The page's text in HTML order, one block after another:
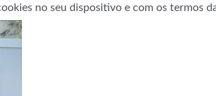
no seu dispositivo e com os termos